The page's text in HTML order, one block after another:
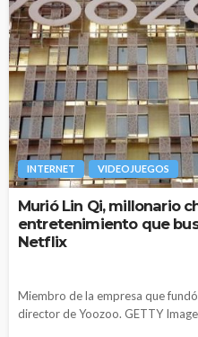
INTERNET VIDEOJUEGOS
Murió Lin Qi, millonario
entretenimiento que
Netflix
Miembro de la empresa que
director de Yoozoo. GETTY